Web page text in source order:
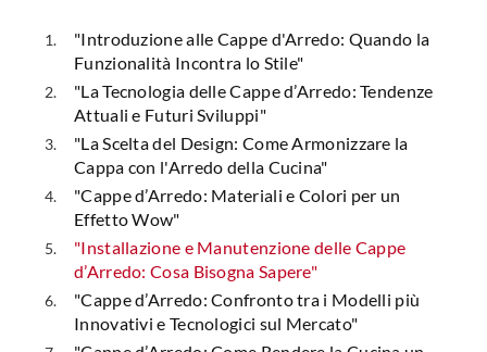
"Introduzione alle Cappe d'Arredo: Quando la
Funzionalità Incontra lo Stile"
"La Tecnologia delle Cappe d’Arredo: Tendenze
Attuali e Futuri Sviluppi"
"La Scelta del Design: Come Armonizzare la
Cappa con l'Arredo della Cucina"
"Cappe d’Arredo: Materiali e Colori per un
Effetto Wow"
"Installazione e Manutenzione delle Cappe
d’Arredo: Cosa Bisogna Sapere"
"Cappe d’Arredo: Confronto tra i Modelli più
Innovativi e Tecnologici sul Mercato"